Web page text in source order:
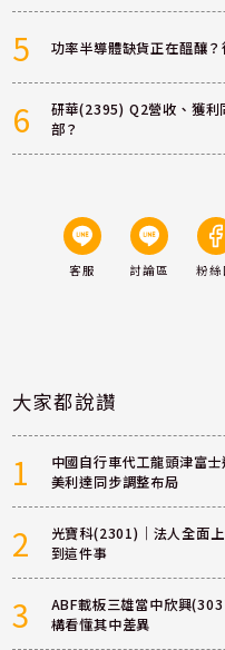
5 功率半導體缺貨正在醞釀
6
研華(2395) Q2營收、獲利
部？
客服 討論區 粉絲
大家都說讚
1
中國自行車代工龍頭津富
美利達同步調整布局
2
光寶科(2301)｜法人全面
到這件事
3
ABF載板三雄當中欣興
構看懂其中差異